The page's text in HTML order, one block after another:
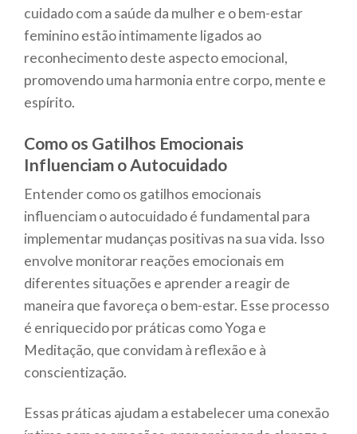
cuidado com a saúde da mulher e o bem-estar
feminino estão intimamente ligados ao
reconhecimento deste aspecto emocional,
promovendo uma harmonia entre corpo, mente e
espírito.
Como os Gatilhos Emocionais
Influenciam o Autocuidado
Entender como os gatilhos emocionais
influenciam o autocuidado é fundamental para
implementar mudanças positivas na sua vida. Isso
envolve monitorar reações emocionais em
diferentes situações e aprender a reagir de
maneira que favoreça o bem-estar. Esse processo
é enriquecido por práticas como Yoga e
Meditação, que convidam à reflexão e à
conscientização.
Essas práticas ajudam a estabelecer uma conexão